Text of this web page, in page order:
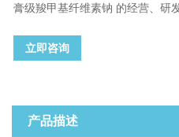
膏级羧甲基纤维素钠 的经营、研
立即咨询
产品描述